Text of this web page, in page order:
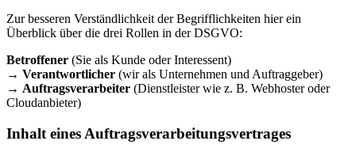
Zur besseren Verständlichkeit der Begrifflichkeiten hier ein
Überblick über die drei Rollen in der DSGVO:
Betroffener (Sie als Kunde oder Interessent)
→ Verantwortlicher (wir als Unternehmen und Auftraggeber)
→ Auftragsverarbeiter (Dienstleister wie z. B. Webhoster oder
Cloudanbieter)
Inhalt eines Auftragsverarbeitungsvertrages